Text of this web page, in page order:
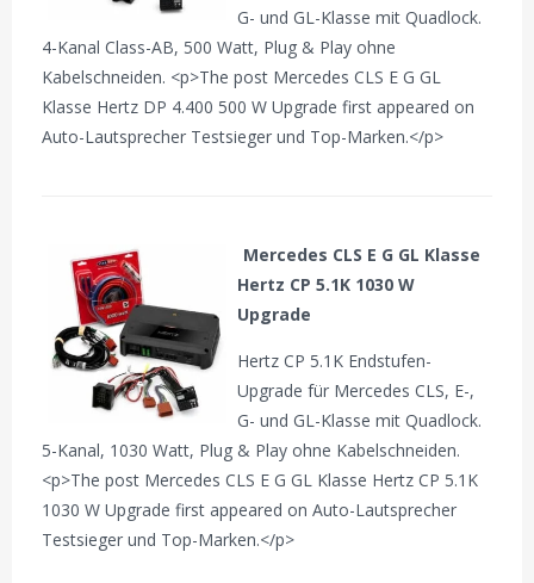
G- und GL-Klasse mit Quadlock.
4-Kanal Class-AB, 500 Watt, Plug & Play ohne
Kabelschneiden. <p>The post Mercedes CLS E G GL
Klasse Hertz DP 4.400 500 W Upgrade first appeared on
Auto-Lautsprecher Testsieger und Top-Marken.</p>
Mercedes CLS E G GL Klasse
Hertz CP 5.1K 1030 W
Upgrade
Hertz CP 5.1K Endstufen-
Upgrade für Mercedes CLS, E-,
G- und GL-Klasse mit Quadlock.
5-Kanal, 1030 Watt, Plug & Play ohne Kabelschneiden.
<p>The post Mercedes CLS E G GL Klasse Hertz CP 5.1K
1030 W Upgrade first appeared on Auto-Lautsprecher
Testsieger und Top-Marken.</p>